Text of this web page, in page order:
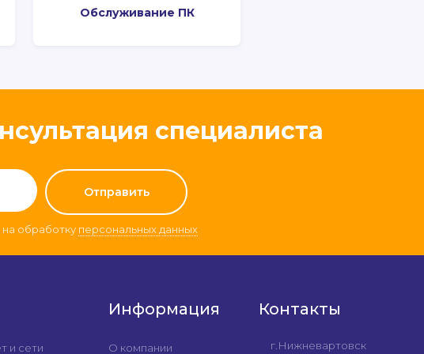
Обслуживание ПК
специалиста
обработку персональных данных
и сети
Информация
О компании
Контакты
г.Нижневартовск